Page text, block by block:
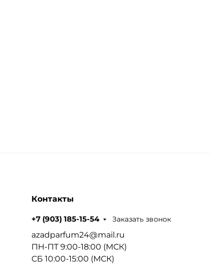
Контакты
+7 (903) 185-15-54 Заказать звонок
azadparfum24@mail.ru
ПН-ПТ 9:00-18:00 (МСК)
СБ 10:00-15:00 (МСК)